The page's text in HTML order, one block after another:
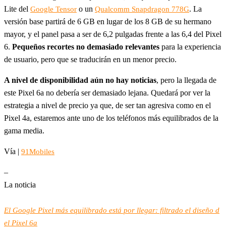
Lite del Google Tensor o un Qualcomm Snapdragon 778G. La
versión base partirá de 6 GB en lugar de los 8 GB de su hermano
mayor, y el panel pasa a ser de 6,2 pulgadas frente a las 6,4 del Pixel
6. Pequeños recortes no demasiado relevantes para la experiencia
de usuario, pero que se traducirán en un menor precio.
A nivel de disponibilidad aún no hay noticias, pero la llegada de
este Pixel 6a no debería ser demasiado lejana. Quedará por ver la
estrategia a nivel de precio ya que, de ser tan agresiva como en el
Pixel 4a, estaremos ante uno de los teléfonos más equilibrados de la
gama media.
Vía | 91Mobiles
–
La noticia
El Google Pixel más equilibrado está por llegar: filtrado el diseño d
el Pixel 6a